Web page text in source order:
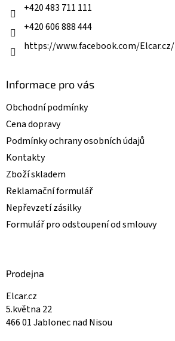
v
+420 483 711 111
+420 606 888 444
https://www.facebook.com/Elcar.cz/
Informace pro vás
Obchodní podmínky
Cena dopravy
Podmínky ochrany osobních údajů
Kontakty
Zboží skladem
Reklamační formulář
Nepřevzetí zásilky
Formulář pro odstoupení od smlouvy
Prodejna
Elcar.cz
5.května 22
466 01 Jablonec nad Nisou